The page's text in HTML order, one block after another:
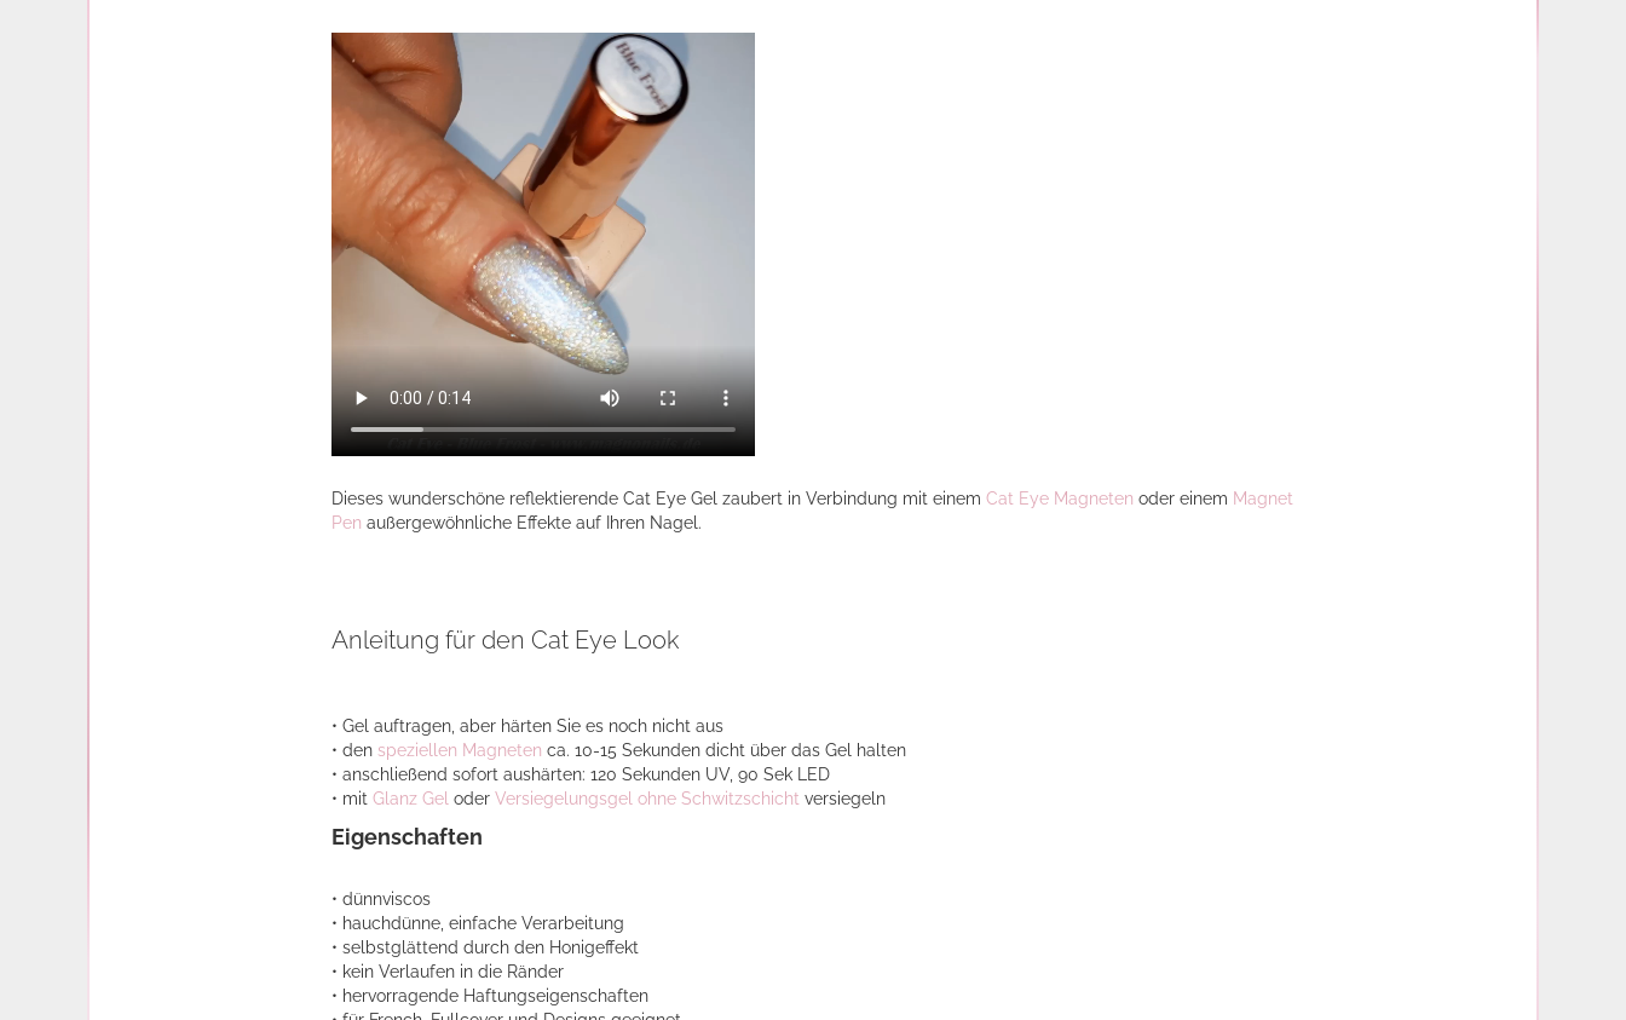
Dieses wunderschöne reflektierende Cat Eye Gel zaubert in Verbindung mit einem Cat Eye Magneten oder einem Magnet
Pen außergewöhnliche Effekte auf Ihren Nagel.
Anleitung für den Cat Eye Look
• Gel auftragen, aber härten Sie es noch nicht aus
• den speziellen Magneten ca. 10-15 Sekunden dicht über das Gel halten
• anschließend sofort aushärten: 120 Sekunden UV, 90 Sek LED
• mit Glanz Gel oder Versiegelungsgel ohne Schwitzschicht versiegeln
Eigenschaften
• dünnviscos
• hauchdünne, einfache Verarbeitung
• selbstglättend durch den Honigeffekt
• kein Verlaufen in die Ränder
• hervorragende Haftungseigenschaften